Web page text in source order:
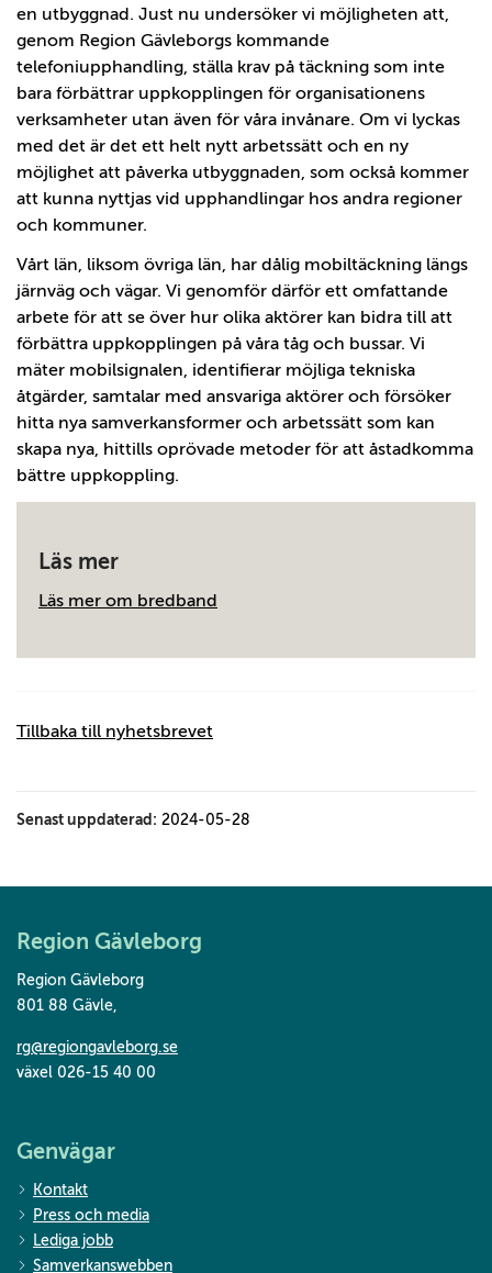
en utbyggnad. Just nu undersöker vi möjligheten att,
genom Region Gävleborgs kommande
telefoniupphandling, ställa krav på täckning som inte
bara förbättrar uppkopplingen för organisationens
verksamheter utan även för våra invånare. Om vi lyckas
med det är det ett helt nytt arbetssätt och en ny
möjlighet att påverka utbyggnaden, som också kommer
att kunna nyttjas vid upphandlingar hos andra regioner
och kommuner.
Vårt län, liksom övriga län, har dålig mobiltäckning längs
järnväg och vägar. Vi genomför därför ett omfattande
arbete för att se över hur olika aktörer kan bidra till att
förbättra uppkopplingen på våra tåg och bussar. Vi
mäter mobilsignalen, identifierar möjliga tekniska
åtgärder, samtalar med ansvariga aktörer och försöker
hitta nya samverkansformer och arbetssätt som kan
skapa nya, hittills oprövade metoder för att åstadkomma
bättre uppkoppling.
Läs mer
Läs mer om bredband
Tillbaka till nyhetsbrevet
Senast uppdaterad: 2024-05-28
Region Gävleborg
Region Gävleborg
801 88 Gävle,
rg@regiongavleborg.se
växel 026-15 40 00
Genvägar
Kontakt
Press och media
Lediga jobb
Samverkanswebben